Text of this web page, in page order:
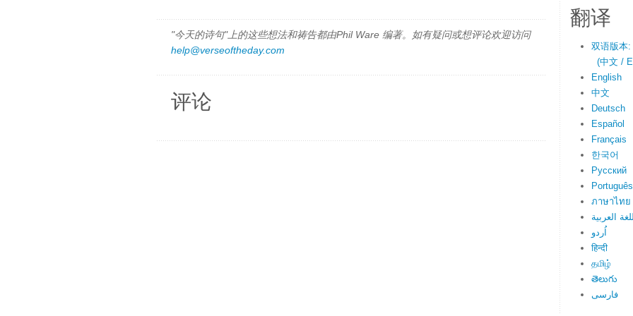
"今天的诗句"上的这些想法和祷告都由Phil Ware 编著。如有疑问或想评论欢迎访问
help@verseoftheday.com
评论
翻译
双语版本:
(中文 /
English
中文
Deutsch
Español
Français
한국어
Русский
Português
ภาษาไทย
العربية
اُردو
हिन्दी
தமிழ்
తెలుగు
فارسی